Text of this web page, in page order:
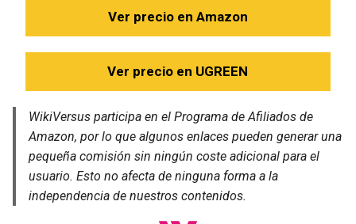
Ver precio en Amazon
Ver precio en UGREEN
WikiVersus participa en el Programa de Afiliados de
Amazon, por lo que algunos enlaces pueden generar una
pequeña comisión sin ningún coste adicional para el
usuario. Esto no afecta de ninguna forma a la
independencia de nuestros contenidos.